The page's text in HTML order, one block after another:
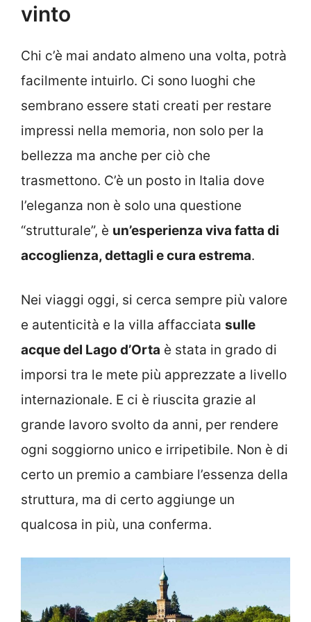
vinto
Chi c’è mai andato almeno una volta, potrà
facilmente intuirlo. Ci sono luoghi che
sembrano essere stati creati per restare
impressi nella memoria, non solo per la
bellezza ma anche per ciò che
trasmettono. C’è un posto in Italia dove
l’eleganza non è solo una questione
“strutturale”, è un’esperienza viva fatta di
accoglienza, dettagli e cura estrema.
Nei viaggi oggi, si cerca sempre più valore
e autenticità e la villa affacciata sulle
acque del Lago d’Orta è stata in grado di
imporsi tra le mete più apprezzate a livello
internazionale. E ci è riuscita grazie al
grande lavoro svolto da anni, per rendere
ogni soggiorno unico e irripetibile. Non è di
certo un premio a cambiare l’essenza della
struttura, ma di certo aggiunge un
qualcosa in più, una conferma.